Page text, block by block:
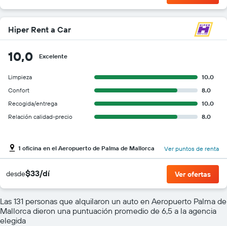
Hiper Rent a Car
10,0 Excelente
Limpieza
10.0
Confort
8.0
Recogida/entrega
10.0
Relación calidad-precio
8.0
1 oficina en el Aeropuerto de Palma de Mallorca Ver puntos de renta
desde$33/dí Ver ofertas
Las 131 personas que alquilaron un auto en Aeropuerto Palma de
Mallorca dieron una puntuación promedio de 6,5 a la agencia
elegida